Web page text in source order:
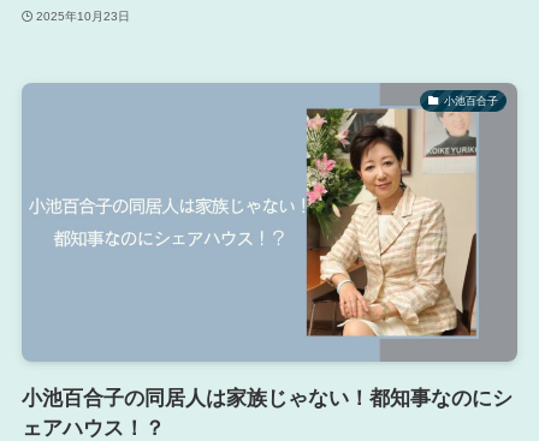
2025年10月23日
小池百合子
小池百合子の同居人は家族じゃない！都知事なのにシ
ェアハウス！？